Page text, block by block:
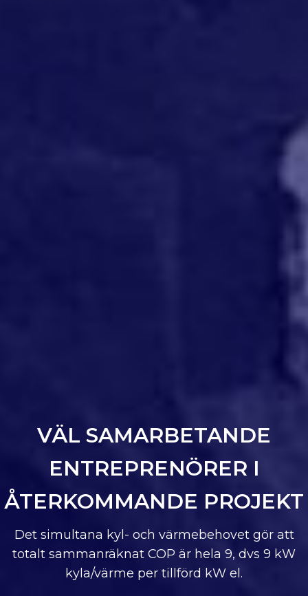
VÄL SAMARBETANDE
ENTREPRENÖRER I
ÅTERKOMMANDE PROJEKT
Det simultana kyl- och värmebehovet gör att
totalt sammanräknat COP är hela 9, dvs 9 kW
kyla/värme per tillförd kW el.